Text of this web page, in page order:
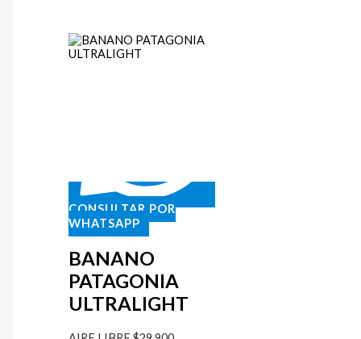
CONSULTAR POR
WHATSAPP
BANANO
PATAGONIA
ULTRALIGHT